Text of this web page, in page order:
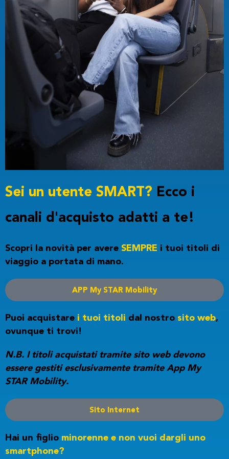
Sei un utente SMART? Ecco i
canali d'acquisto adatti a te!
Scopri la novità per avere SEMPRE i tuoi titoli di
viaggio a portata di mano.
APP My STAR Mobility
Puoi acquistare i tuoi titoli dal nostro sito web,
ovunque ti trovi!
N.B. I titoli acquistati tramite sito web devono
essere gestiti esclusivamente tramite App My
STAR Mobility.
Sito Internet
Hai un figlio minorenne e non vuoi dargli uno
smartphone?